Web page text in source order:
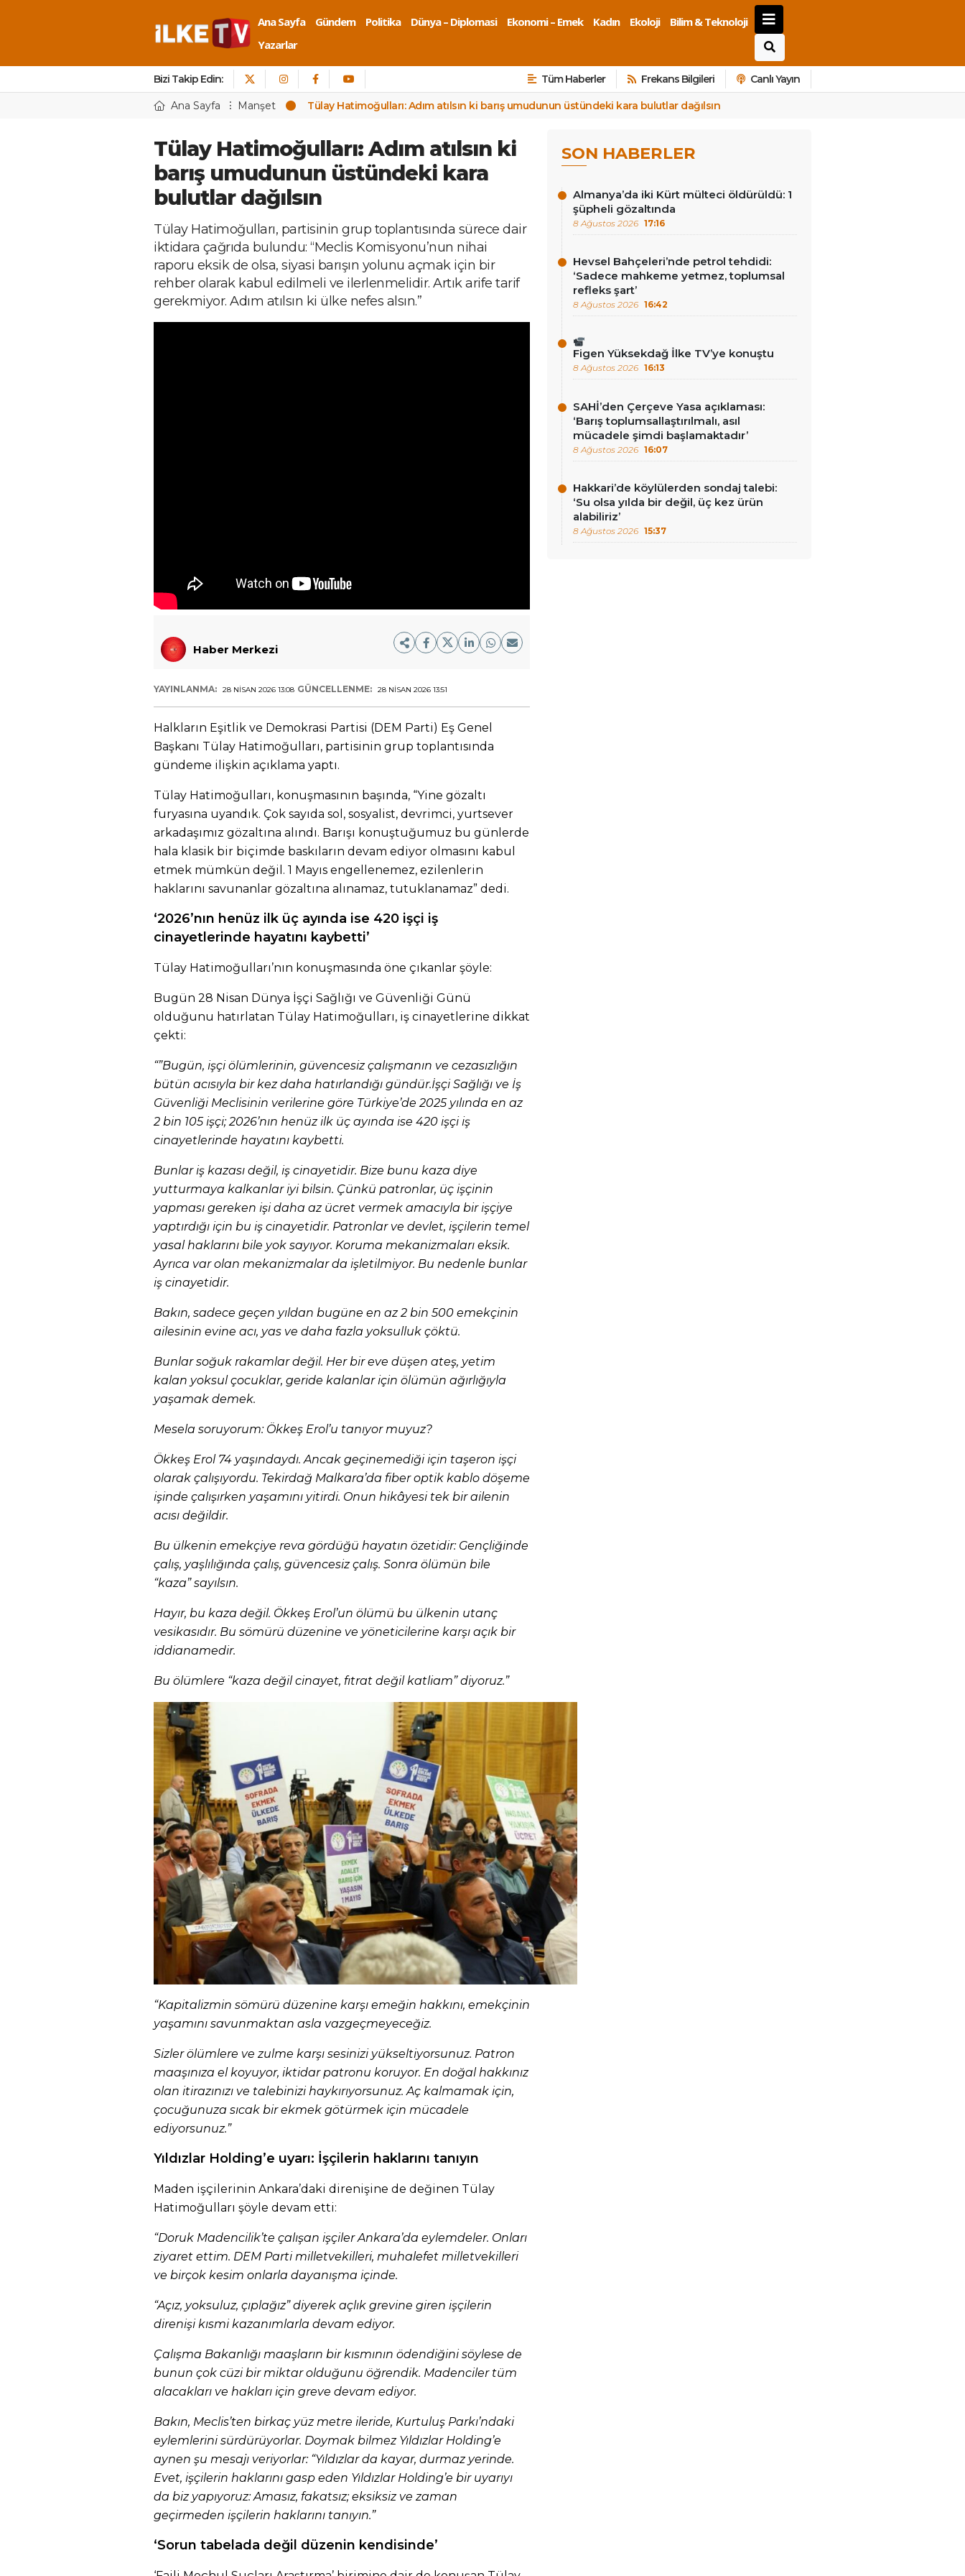
Ana Sayfa Gündem Politika Dünya – Diplomasi Ekonomi – Emek Kadın Ekoloji
Bilim & Teknoloji
Yazarlar
Bizi Takip Edin: Tüm Haberler Frekans Bilgileri Canlı Yayın
Ana Sayfa Manşet Tülay Hatimoğulları: Adım atılsın ki barış umudunun üstündeki kara bulutlar dağılsın
Tülay Hatimoğulları: Adım atılsın ki
barış umudunun üstündeki kara
bulutlar dağılsın
Tülay Hatimoğulları, partisinin grup toplantısında sürece dair
iktidara çağrıda bulundu: “Meclis Komisyonu’nun nihai
raporu eksik de olsa, siyasi barışın yolunu açmak için bir
rehber olarak kabul edilmeli ve ilerlenmelidir. Artık arife tarif
gerekmiyor. Adım atılsın ki ülke nefes alsın.”
Haber Merkezi
YAYINLANMA: 28 NISAN 2026 13:08 GÜNCELLENME: 28 NISAN 2026 13:51
Halkların Eşitlik ve Demokrasi Partisi (DEM Parti) Eş Genel
Başkanı Tülay Hatimoğulları, partisinin grup toplantısında
gündeme ilişkin açıklama yaptı.
Tülay Hatimoğulları, konuşmasının başında, “Yine gözaltı
furyasına uyandık. Çok sayıda sol, sosyalist, devrimci, yurtsever
arkadaşımız gözaltına alındı. Barışı konuştuğumuz bu günlerde
hala klasik bir biçimde baskıların devam ediyor olmasını kabul
etmek mümkün değil. 1 Mayıs engellenemez, ezilenlerin
haklarını savunanlar gözaltına alınamaz, tutuklanamaz” dedi.
‘2026’nın henüz ilk üç ayında ise 420 işçi iş
cinayetlerinde hayatını kaybetti’
Tülay Hatimoğulları’nın konuşmasında öne çıkanlar şöyle:
Bugün 28 Nisan Dünya İşçi Sağlığı ve Güvenliği Günü
olduğunu hatırlatan Tülay Hatimoğulları, iş cinayetlerine dikkat
çekti:
“”Bugün, işçi ölümlerinin, güvencesiz çalışmanın ve cezasızlığın
bütün acısıyla bir kez daha hatırlandığı gündür.İşçi Sağlığı ve İş
Güvenliği Meclisinin verilerine göre Türkiye’de 2025 yılında en az
2 bin 105 işçi; 2026’nın henüz ilk üç ayında ise 420 işçi iş
cinayetlerinde hayatını kaybetti.
Bunlar iş kazası değil, iş cinayetidir. Bize bunu kaza diye
yutturmaya kalkanlar iyi bilsin. Çünkü patronlar, üç işçinin
yapması gereken işi daha az ücret vermek amacıyla bir işçiye
yaptırdığı için bu iş cinayetidir. Patronlar ve devlet, işçilerin temel
yasal haklarını bile yok sayıyor. Koruma mekanizmaları eksik.
Ayrıca var olan mekanizmalar da işletilmiyor. Bu nedenle bunlar
iş cinayetidir.
Bakın, sadece geçen yıldan bugüne en az 2 bin 500 emekçinin
ailesinin evine acı, yas ve daha fazla yoksulluk çöktü.
Bunlar soğuk rakamlar değil. Her bir eve düşen ateş, yetim
kalan yoksul çocuklar, geride kalanlar için ölümün ağırlığıyla
yaşamak demek.
Mesela soruyorum: Ökkeş Erol’u tanıyor muyuz?
Ökkeş Erol 74 yaşındaydı. Ancak geçinemediği için taşeron işçi
olarak çalışıyordu. Tekirdağ Malkara’da fiber optik kablo döşeme
işinde çalışırken yaşamını yitirdi. Onun hikâyesi tek bir ailenin
acısı değildir.
Bu ülkenin emekçiye reva gördüğü hayatın özetidir: Gençliğinde
çalış, yaşlılığında çalış, güvencesiz çalış. Sonra ölümün bile
“kaza” sayılsın.
Hayır, bu kaza değil. Ökkeş Erol’un ölümü bu ülkenin utanç
vesikasıdır. Bu sömürü düzenine ve yöneticilerine karşı açık bir
iddianamedir.
Bu ölümlere “kaza değil cinayet, fıtrat değil katliam” diyoruz.”
“Kapitalizmin sömürü düzenine karşı emeğin hakkını, emekçinin
yaşamını savunmaktan asla vazgeçmeyeceğiz.
Sizler ölümlere ve zulme karşı sesinizi yükseltiyorsunuz. Patron
maaşınıza el koyuyor, iktidar patronu koruyor. En doğal hakkınız
olan itirazınızı ve talebinizi haykırıyorsunuz. Aç kalmamak için,
çocuğunuza sıcak bir ekmek götürmek için mücadele
ediyorsunuz.”
Yıldızlar Holding’e uyarı: İşçilerin haklarını tanıyın
Maden işçilerinin Ankara’daki direnişine de değinen Tülay
Hatimoğulları şöyle devam etti:
“Doruk Madencilik’te çalışan işçiler Ankara’da eylemdeler. Onları
ziyaret ettim. DEM Parti milletvekilleri, muhalefet milletvekilleri
ve birçok kesim onlarla dayanışma içinde.
“Açız, yoksuluz, çıplağız” diyerek açlık grevine giren işçilerin
direnişi kısmi kazanımlarla devam ediyor.
Çalışma Bakanlığı maaşların bir kısmının ödendiğini söylese de
bunun çok cüzi bir miktar olduğunu öğrendik. Madenciler tüm
alacakları ve hakları için greve devam ediyor.
Bakın, Meclis’ten birkaç yüz metre ileride, Kurtuluş Parkı’ndaki
eylemlerini sürdürüyorlar. Doymak bilmez Yıldızlar Holding’e
aynen şu mesajı veriyorlar: “Yıldızlar da kayar, durmaz yerinde.
Evet, işçilerin haklarını gasp eden Yıldızlar Holding’e bir uyarıyı
da biz yapıyoruz: Amasız, fakatsız; eksiksiz ve zaman
geçirmeden işçilerin haklarını tanıyın.”
‘Sorun tabelada değil düzenin kendisinde’
SON HABERLER
Almanya’da iki Kürt mülteci öldürüldü: 1
şüpheli gözaltında
8 Ağustos 2026 17:16
Hevsel Bahçeleri’nde petrol tehdidi:
‘Sadece mahkeme yetmez, toplumsal
refleks şart’
8 Ağustos 2026 16:42
Figen Yüksekdağ İlke TV’ye konuştu
8 Ağustos 2026 16:13
SAHİ’den Çerçeve Yasa açıklaması:
‘Barış toplumsallaştırılmalı, asıl
mücadele şimdi başlamaktadır’
8 Ağustos 2026 16:07
Hakkari’de köylülerden sondaj talebi:
‘Su olsa yılda bir değil, üç kez ürün
alabiliriz’
8 Ağustos 2026 15:37